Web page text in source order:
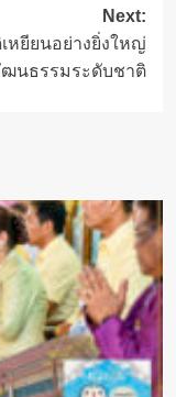
Next:
หยียนอย่างยิ่งใหญ่
นธรรมระดับชาติ